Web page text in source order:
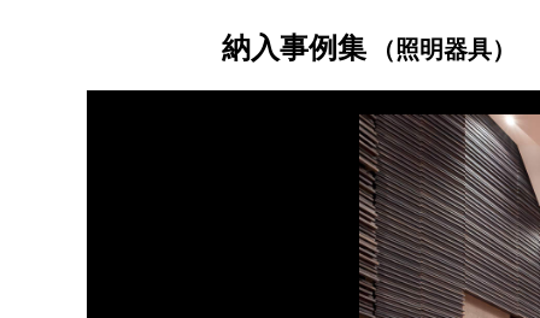
納入事例集 （照明器具）